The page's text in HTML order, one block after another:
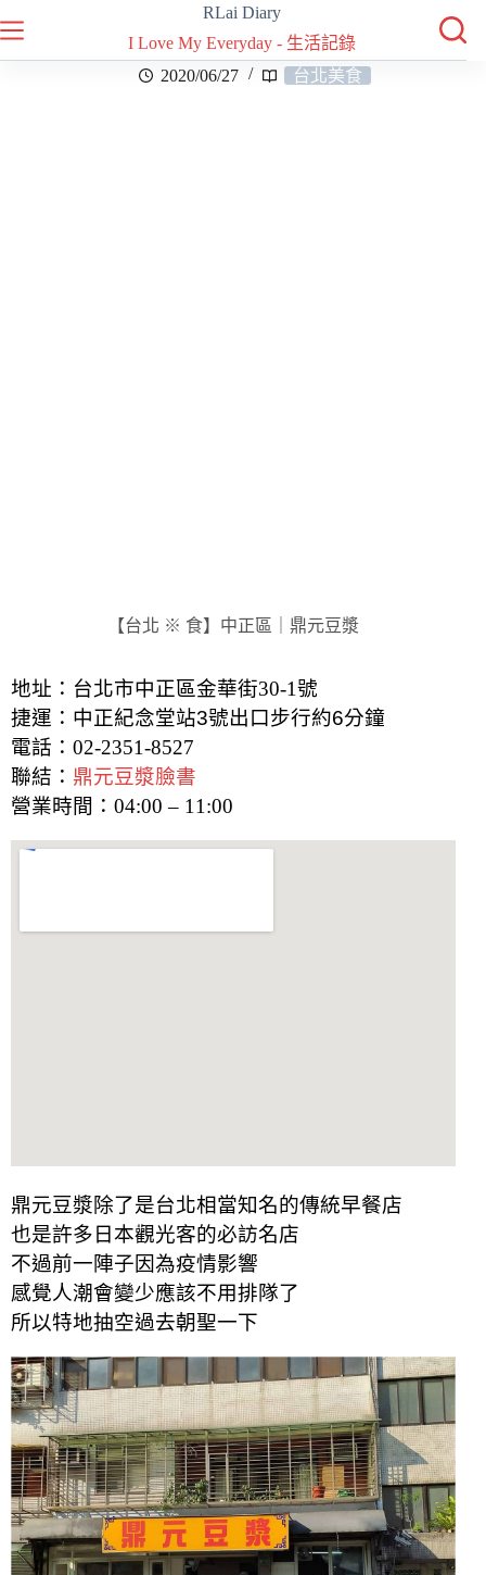
RLai Diary
I Love My Everyday - 生活記錄
2020/06/27
台北美食
【台北 ※ 食】中正區｜鼎元豆漿
地址：台北市中正區金華街30-1號
捷運：中正紀念堂站3號出口步行約6分鐘
電話：02-2351-8527
聯結： 鼎元豆漿臉書
營業時間：04:00 – 11:00
鼎元豆漿除了是台北相當知名的傳統早餐店
也是許多日本觀光客的必訪名店
不過前一陣子因為疫情影響
感覺人潮會變少應該不用排隊了
所以特地抽空過去朝聖一下